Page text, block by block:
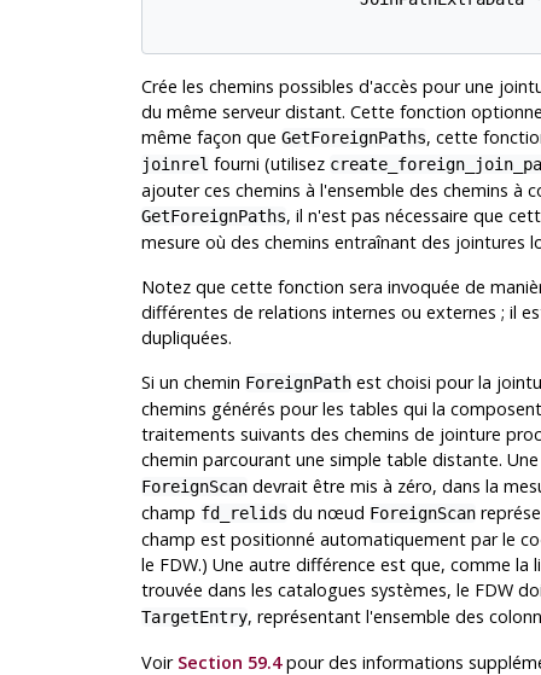
Crée les chemins possibles d'accès pour une
du même serveur distant. Cette fonction
même façon que GetForeignPaths, cette
joinrel fourni (utilisez
ajouter ces chemins à l'ensemble des chemins à
GetForeignPaths, il n'est pas nécessaire que
mesure où des chemins entraînant des jointures
Notez que cette fonction sera invoquée de
différentes de relations internes ou externes ; il
dupliquées.
Si un chemin ForeignPathest choisi pour la
chemins générés pour les tables qui la
traitements suivants des chemins de jointure
chemin parcourant une simple table distante.
ForeignScandevrait être mis à zéro, dans la
champ fd_relids du nœud ForeignScan
champ est positionné automatiquement par le
le FDW.) Une autre différence est que, comme
trouvée dans les catalogues systèmes, le FDW
TargetEntry, représentant l'ensemble des
Voir Section 59.4pour des informations